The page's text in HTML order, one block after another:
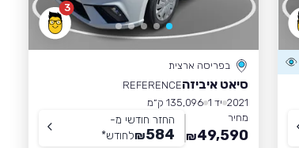
3
בפריסה ארצית
סיאט איביזהREFERENCE
2021 יד 1
135,096 ק״מ
מחיר
49,590
₪
החזר חודשי מ-
584
₪לחודש*